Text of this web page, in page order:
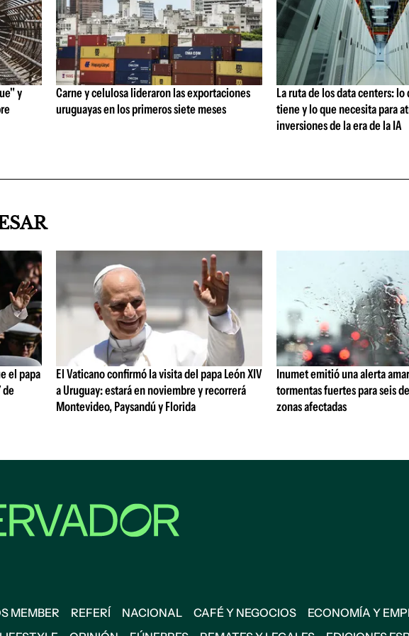
y
Carne y celulosa lideraron las exportaciones
uruguayas en los primeros siete meses
La ruta de los data centers: lo
tiene y lo que necesita para
inversiones de la era de la IA
el papa
de
El Vaticano confirmó la visita del papa León XIV
a Uruguay: estará en noviembre y recorrerá
Montevideo, Paysandú y Florida
Inumet emitió una alerta
tormentas fuertes para seis
zonas afectadas
MEMBER REFERÍ NACIONAL CAFÉ Y NEGOCIOS ECONOMÍA Y